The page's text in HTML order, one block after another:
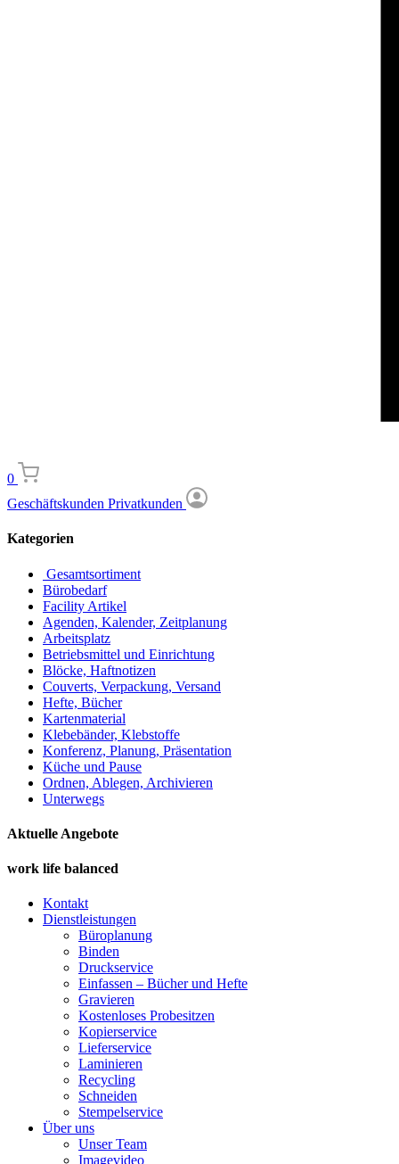
0
Geschäftskunden Privatkunden
Kategorien
Gesamtsortiment
Bürobedarf
Facility Artikel
Agenden, Kalender, Zeitplanung
Arbeitsplatz
Betriebsmittel und Einrichtung
Blöcke, Haftnotizen
Couverts, Verpackung, Versand
Hefte, Bücher
Kartenmaterial
Klebebänder, Klebstoffe
Konferenz, Planung, Präsentation
Küche und Pause
Ordnen, Ablegen, Archivieren
Unterwegs
Aktuelle Angebote
work life balanced
Kontakt
Dienstleistungen
Büroplanung
Binden
Druckservice
Einfassen – Bücher und Hefte
Gravieren
Kostenloses Probesitzen
Kopierservice
Lieferservice
Laminieren
Recycling
Schneiden
Stempelservice
Über uns
Unser Team
Imagevideo